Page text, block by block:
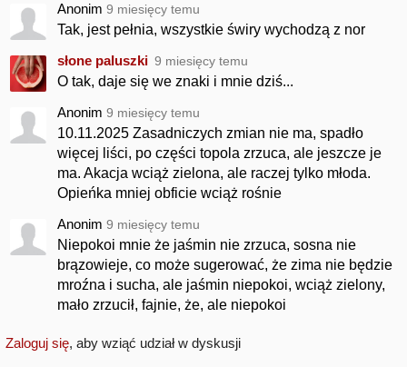
Anonim 9 miesięcy temu
Tak, jest pełnia, wszystkie świry wychodzą z nor
słone paIuszki 9 miesięcy temu
O tak, daje się we znaki i mnie dziś...
Anonim 9 miesięcy temu
10.11.2025 Zasadniczych zmian nie ma, spadło
więcej liści, po części topola zrzuca, ale jeszcze je
ma. Akacja wciąż zielona, ale raczej tylko młoda.
Opieńka mniej obficie wciąż rośnie
Anonim 9 miesięcy temu
Niepokoi mnie że jaśmin nie zrzuca, sosna nie
brązowieje, co może sugerować, że zima nie będzie
mroźna i sucha, ale jaśmin niepokoi, wciąż zielony,
mało zrzucił, fajnie, że, ale niepokoi
Zaloguj się, aby wziąć udział w dyskusji